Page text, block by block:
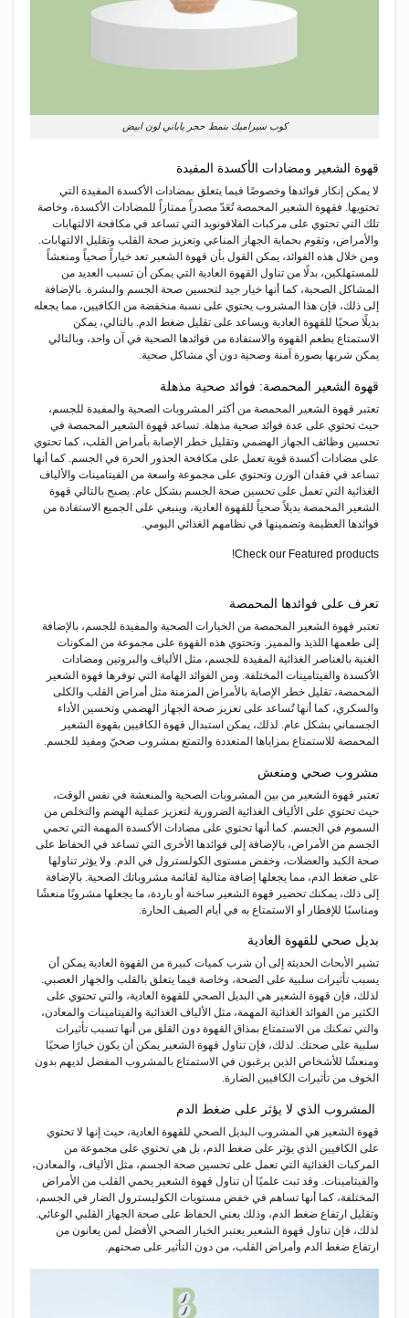
كوب سيراميك بنمط حجر ياباني لون ابيض
قهوة الشعير ومضادات الأكسدة المفيدة
لا يمكن إنكار فوائدها وخصوصًا فيما يتعلق بمضادات الأكسدة المفيدة التي
تحتويها. فقهوة الشعير المحمصة تُعَدّ مصدراً ممتازاً للمضادات الأكسدة، وخاصة
تلك التي تحتوي على مركبات الفلافونويد التي تساعد في مكافحة الالتهابات
والأمراض، وتقوم بحماية الجهاز المناعي وتعزيز صحة القلب وتقليل الالتهابات.
ومن خلال هذه الفوائد، يمكن القول بأن قهوة الشعير تعد خياراً صحياً ومنعشاً
للمستهلكين، بدلًا من تناول القهوة العادية التي يمكن أن تسبب العديد من
المشاكل الصحية، كما أنها خيار جيد لتحسين صحة الجسم والبشرة. بالإضافة
إلى ذلك، فإن هذا المشروب يحتوي على نسبة منخفضة من الكافيين، مما يجعله
بديلًا صحيًا للقهوة العادية ويساعد على تقليل ضغط الدم. بالتالي، يمكن
الاستمتاع بطعم القهوة والاستفادة من فوائدها الصحية في آن واحد، وبالتالي
يمكن شربها بصورة آمنة وصحية دون أي مشاكل صحية.
قهوة الشعير المحمصة: فوائد صحية مذهلة
تعتبر قهوة الشعير المحمصة من أكثر المشروبات الصحية والمفيدة للجسم،
حيث تحتوي على عدة فوائد صحية مذهلة. تساعد قهوة الشعير المحمصة في
تحسين وظائف الجهاز الهضمي وتقليل خطر الإصابة بأمراض القلب، كما تحتوي
على مضادات أكسدة قوية تعمل على مكافحة الجذور الحرة في الجسم. كما أنها
تساعد في فقدان الوزن وتحتوي على مجموعة واسعة من الفيتامينات والألياف
الغذائية التي تعمل على تحسين صحة الجسم بشكل عام. يصبح بالتالي قهوة
الشعير المحمصة بديلاً صحياً للقهوة العادية، وينبغي على الجميع الاستفادة من
فوائدها العظيمة وتضمينها في نظامهم الغذائي اليومي.
Check our Featured products!
تعرف على فوائدها المحمصة
تعتبر قهوة الشعير المحمصة من الخيارات الصحية والمفيدة للجسم، بالإضافة
إلى طعمها اللذيذ والمميز. وتحتوي هذه القهوة على مجموعة من المكونات
الغنية بالعناصر الغذائية المفيدة للجسم، مثل الألياف والبروتين ومضادات
الأكسدة والفيتامينات المختلفة. ومن الفوائد الهامة التي توفرها قهوة الشعير
المحمصة، تقليل خطر الإصابة بالأمراض المزمنةمثل أمراض القلب والكلى
والسكري، كما أنها تُساعد على تعزيز صحة الجهاز الهضمي وتحسين الأداء
الجسماني بشكل عام. لذلك، يمكن استبدال قهوة الكافيين بقهوة الشعير
المحمصة للاستمتاع بمزاياها المتعددة والتمتع بمشروب صحيّ ومفيد للجسم.
مشروب صحي ومنعش
تعتبر قهوة الشعير من بين المشروبات الصحية والمنعشة في نفس الوقت،
حيث تحتوي على الألياف الغذائية الضرورية لتعزيز عملية الهضم والتخلص من
السموم في الجسم. كما أنها تحتوي على مضادات الأكسدة المهمة التي تحمي
الجسم من الأمراض، بالإضافة إلى فوائدها الأخرى التي تساعد في الحفاظ على
صحة الكبد والعضلات، وخفض مستوى الكولسترول في الدم. ولا يؤثر تناولها
على ضغط الدم، مما يجعلها إضافة مثالية لقائمة مشروباتك الصحية. بالإضافة
إلى ذلك، يمكنك تحضير قهوة الشعير ساخنة أو باردة، ما يجعلها مشروبًا منعشًا
ومناسبًا للإفطار أو الاستمتاع به في أيام الصيف الحارة.
بديل صحي للقهوة العادية
تشير الأبحاث الحديثة إلى أن شرب كميات كبيرة من القهوة العادية يمكن أن
يسبب تأثيرات سلبية على الصحة، وخاصة فيما يتعلق بالقلب والجهاز العصبي.
لذلك، فإن قهوة الشعير هي البديل الصحي للقهوة العادية، والتي تحتوي على
الكثير من الفوائد الغذائية المهمة، مثل الألياف الغذائية والفيتامينات والمعادن،
والتي تمكنك من الاستمتاع بمذاق القهوة دون القلق من أنها تسبب تأثيرات
سلبية على صحتك. لذلك، فإن تناول قهوة الشعير يمكن أن يكون خيارًا صحيًا
ومنعشًا للأشخاص الذين يرغبون في الاستمتاع بالمشروب المفضل لديهم بدون
الخوف من تأثيرات الكافيين الضارة.
المشروب الذي لا يؤثر على ضغط الدم
قهوة الشعير هي المشروب البديل الصحي للقهوة العادية، حيث إنها لا تحتوي
على الكافيين الذي يؤثر على ضغط الدم، بل هي تحتوي على مجموعة من
المركبات الغذائية التي تعمل على تحسين صحة الجسم، مثل الألياف، والمعادن،
والفيتامينات. وقد ثبت علميًا أن تناول قهوة الشعير يحمي القلب من الأمراض
المختلفة، كما أنها تساهم في خفض مستويات الكوليسترول الضار في الجسم،
وتقليل ارتفاع ضغط الدم، وذلك يعني الحفاظ على صحة الجهاز القلبي الوعائي.
لذلك، فإن تناول قهوة الشعير يعتبر الخيار الصحي الأفضل لمن يعانون من
ارتفاع ضغط الدم وأمراض القلب، من دون التأثير على صحتهم.